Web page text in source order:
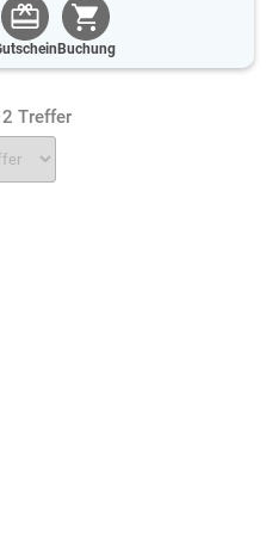
Buchung
Treffer